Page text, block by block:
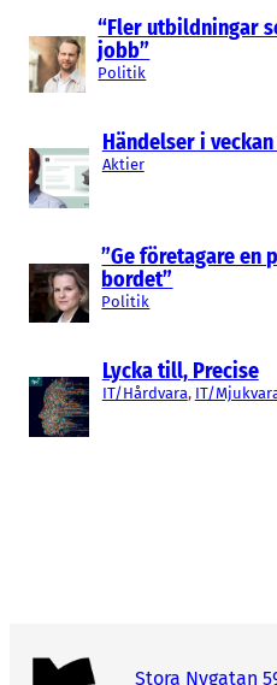
“Fler utbildningar
jobb”
Politik
Händelser i
Aktier
”Ge företagare en
bordet”
Politik
Lycka till, Precise
IT/Hårdvara, IT/
Stora Nygatan